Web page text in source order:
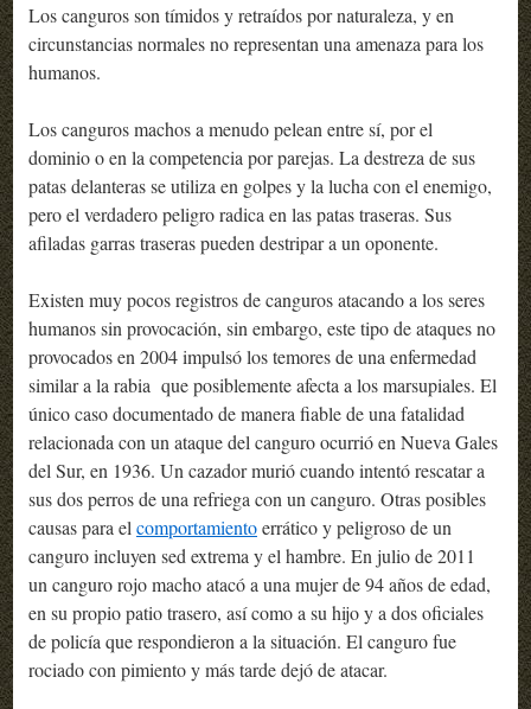
Los canguros son tímidos y retraídos por naturaleza, y en
circunstancias normales no representan una amenaza para los
humanos.
Los canguros machos a menudo pelean entre sí, por el
dominio o en la competencia por parejas. La destreza de sus
patas delanteras se utiliza en golpes y la lucha con el enemigo,
pero el verdadero peligro radica en las patas traseras. Sus
afiladas garras traseras pueden destripar a un oponente.
Existen muy pocos registros de canguros atacando a los seres
humanos sin provocación, sin embargo, este tipo de ataques no
provocados en 2004 impulsó los temores de una enfermedad
similar a la rabia que posiblemente afecta a los marsupiales. El
único caso documentado de manera fiable de una fatalidad
relacionada con un ataque del canguro ocurrió en Nueva Gales
del Sur, en 1936. Un cazador murió cuando intentó rescatar a
sus dos perros de una refriega con un canguro. Otras posibles
causas para el comportamientoerrático y peligroso de un
canguro incluyen sed extrema y el hambre. En julio de 2011
un canguro rojo macho atacó a una mujer de 94 años de edad,
en su propio patio trasero, así como a su hijo y a dos oficiales
de policía que respondieron a la situación. El canguro fue
rociado con pimiento y más tarde dejó de atacar.